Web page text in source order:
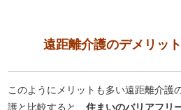
遠距離介護のデメリッ
このようにメリットも多い遠距離介護
護と比較すると、住まいのバリアフリ